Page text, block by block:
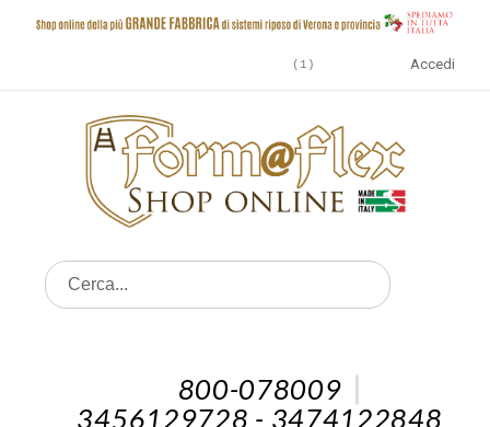
1 Accedi
800-078009
3456129728 - 3474122848